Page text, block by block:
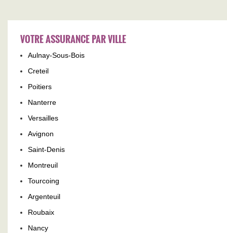
VOTRE ASSURANCE PAR VILLE
Aulnay-Sous-Bois
Creteil
Poitiers
Nanterre
Versailles
Avignon
Saint-Denis
Montreuil
Tourcoing
Argenteuil
Roubaix
Nancy